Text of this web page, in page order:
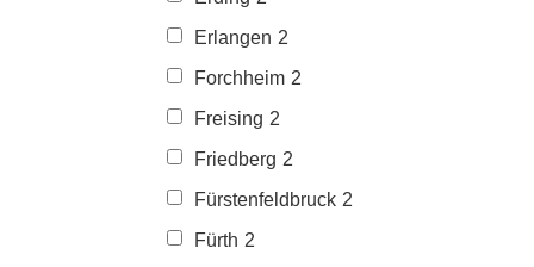
Erlangen 2
Forchheim 2
Freising 2
Friedberg 2
Fürstenfeldbruck 2
Fürth 2